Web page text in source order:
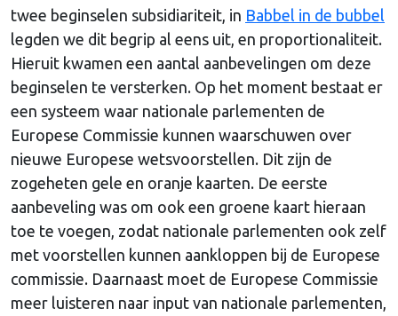
twee beginselen subsidiariteit, in Babbel in de bubbel
legden we dit begrip al eens uit, en proportionaliteit.
Hieruit kwamen een aantal aanbevelingen om deze
beginselen te versterken. Op het moment bestaat er
een systeem waar nationale parlementen de
Europese Commissie kunnen waarschuwen over
nieuwe Europese wetsvoorstellen. Dit zijn de
zogeheten gele en oranje kaarten. De eerste
aanbeveling was om ook een groene kaart hieraan
toe te voegen, zodat nationale parlementen ook zelf
met voorstellen kunnen aankloppen bij de Europese
commissie. Daarnaast moet de Europese Commissie
meer luisteren naar input van nationale parlementen,